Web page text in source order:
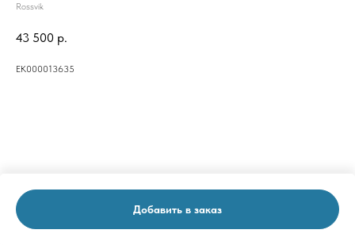
Rossvik
43 500 р.
Добавить в заказ
ЕК000013635